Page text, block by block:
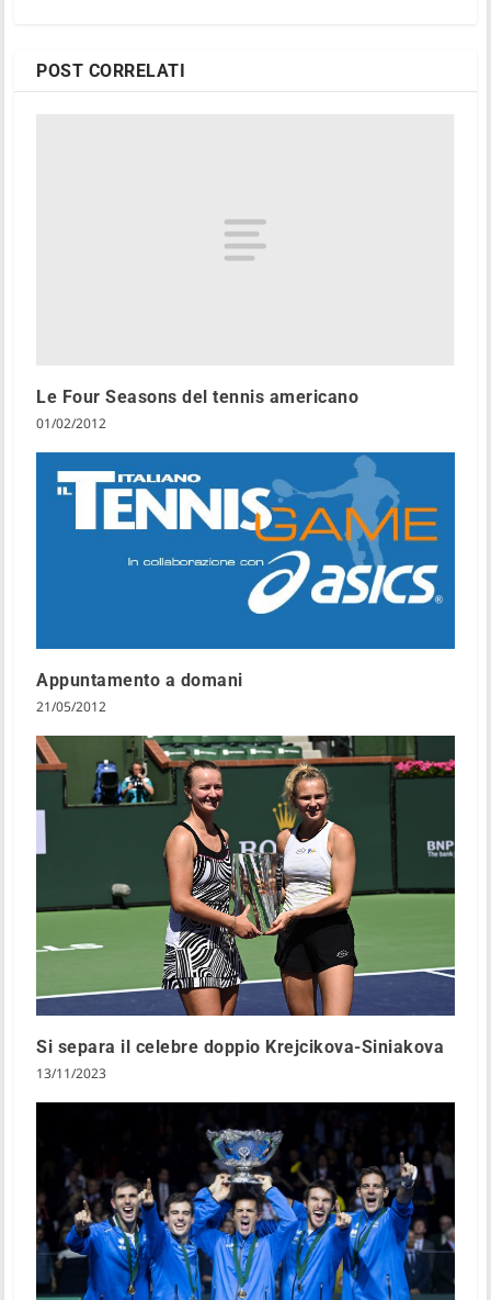
POST CORRELATI
Le Four Seasons del tennis americano
01/02/2012
Appuntamento a domani
21/05/2012
Si separa il celebre doppio Krejcikova-Siniakova
13/11/2023